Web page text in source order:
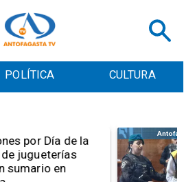
POLÍTICA CULTURA
Tribunal frena opción de pena
mixta para Karen Rojo por ahora